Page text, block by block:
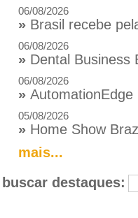
06/08/2026
» Brasil recebe
06/08/2026
» Dental Business
06/08/2026
»
05/08/2026
» Home Show
mais...
buscar destaques: